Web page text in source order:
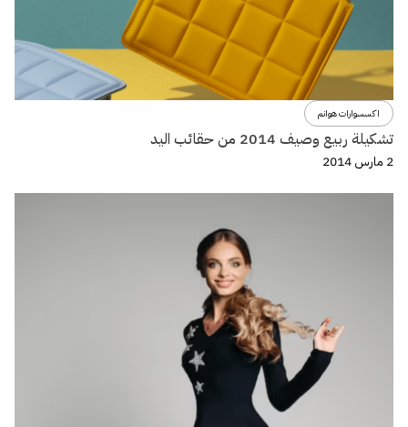
اكسسوارات هوانم
تشكيلة ربيع وصيف 2014 من حقائب اليد
2 مارس 2014